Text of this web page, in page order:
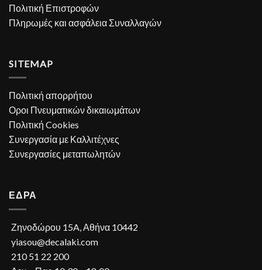
Πολιτική Επιστροφών
Πληρωμές και ασφάλεια Συναλλαγών
SITEMAP
Πολιτική απορρήτου
Οροι Πνευματικών δικαιωμάτων
Πολιτική Cookies
Συνεργασία με Καλλιτέχνες
Συνεργασίες μεταπωλητών
ΕΔΡΑ
Ζηνοδώρου 15A, Αθήνα 10442
yiasou@decalaki.com
210 51 22 200